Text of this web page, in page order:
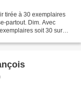
tirée à 30 exemplaires
partout. Dim. Avec
soit 30 sur